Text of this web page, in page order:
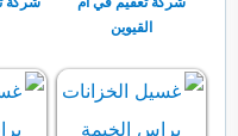
القيوين